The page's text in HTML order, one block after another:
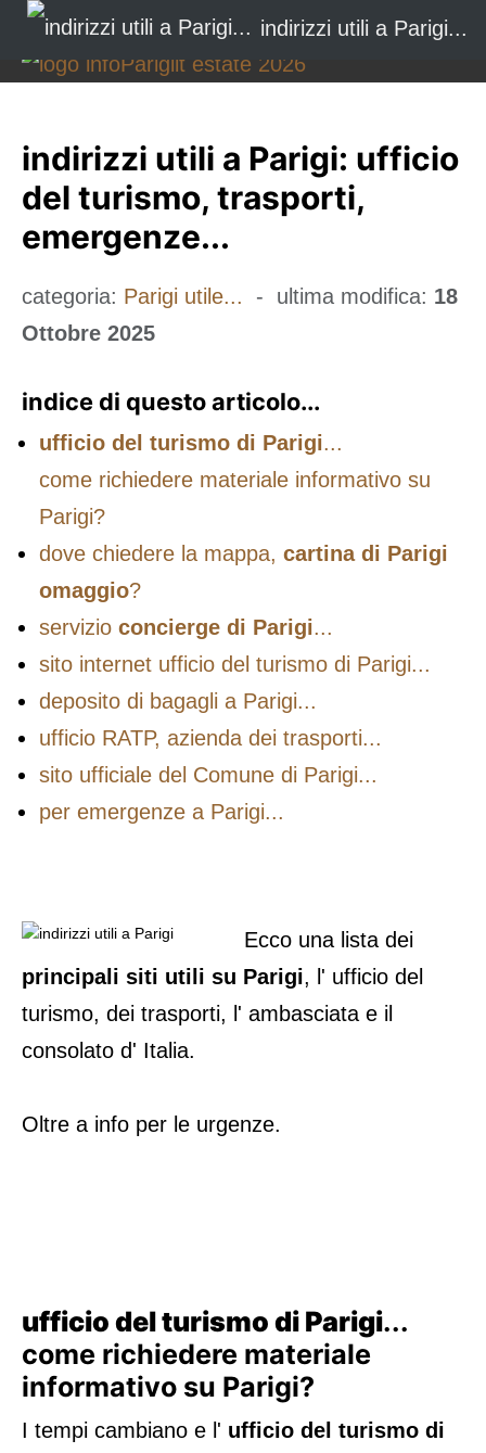
indirizzi utili a Parigi: ufficio
del turismo, trasporti,
emergenze...
categoria: Parigi utile... - ultima modifica: 18
Ottobre 2025
indice di questo articolo...
ufficio del turismo di Parigi...
come richiedere materiale informativo su
Parigi?
dove chiedere la mappa, cartina di Parigi
omaggio?
servizio concierge di Parigi...
sito internet ufficio del turismo di Parigi...
deposito di bagagli a Parigi...
ufficio RATP, azienda dei trasporti...
sito ufficiale del Comune di Parigi...
per emergenze a Parigi...
Ecco una lista dei
principali siti utili su Parigi, l' ufficio del
turismo, dei trasporti, l' ambasciata e il
consolato d' Italia.
Oltre a info per le urgenze.
ufficio del turismo di Parigi...
come richiedere materiale
informativo su Parigi?
I tempi cambiano e l' ufficio del turismo di
indirizzi utili a Parigi...